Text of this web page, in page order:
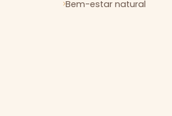
Bem-estar natural